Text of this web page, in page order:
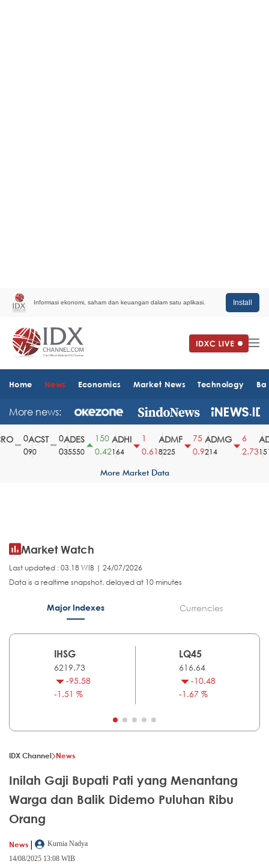
Informasi ekonomi, saham dan keuangan dalam satu aplikasi. Install
Home News Economics Market News Technology
More news:
ACST
90
ADES
35550
150
0.42
ADHI
164
0.61
ADMF
8225
75
0.9
ADMG
214
2.731510
More Market Data
Market Watch
Last updated : 03.18 WIB | 24/07/2026
Data is a realtime snapshot, delayed at 10 minutes
Major Indexes Currencies
IHSG
6219.73
-95.58
-1.51 %
LQ45
616.64
-10.48
-1.67 %
IDX Channel News
Inilah Gaji Bupati Pati yang Menantang
Warga dan Balik Didemo Puluhan Ribu
Orang
News |
Kurnia Nadya
14/08/2025 13:08 WIB